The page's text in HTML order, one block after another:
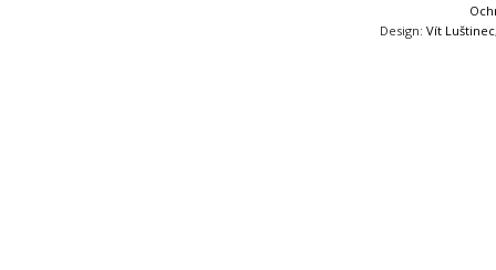
Design:Vít Luštinec